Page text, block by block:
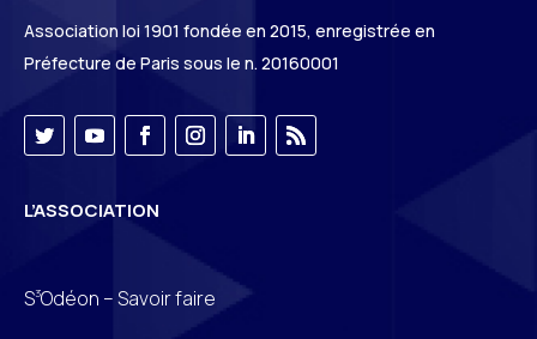
Association loi 1901 fondée en 2015, enregistrée en
Préfecture de Paris sous le n. 20160001
L’ASSOCIATION
S3Odéon – Savoir faire